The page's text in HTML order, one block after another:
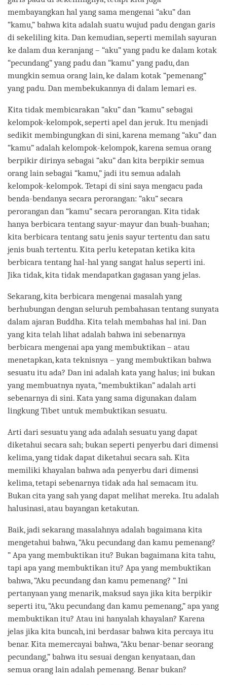
membayangkan hal yang sama mengenai “aku” dan
“kamu,” bahwa kita adalah suatu wujud padu dengan garis
di sekeliling kita. Dan kemudian, seperti memilah sayuran
ke dalam dua keranjang – “aku” yang padu ke dalam kotak
“pecundang” yang padu dan “kamu” yang padu, dan
mungkin semua orang lain, ke dalam kotak “pemenang”
yang padu. Dan membekukannya di dalam lemari es.
Kita tidak membicarakan “aku” dan “kamu” sebagai
kelompok-kelompok, seperti apel dan jeruk. Itu menjadi
sedikit membingungkan di sini, karena memang “aku” dan
“kamu” adalah kelompok-kelompok, karena semua orang
berpikir dirinya sebagai “aku” dan kita berpikir semua
orang lain sebagai “kamu,” jadi itu semua adalah
kelompok-kelompok. Tetapi di sini saya mengacu pada
benda-bendanya secara perorangan: “aku” secara
perorangan dan “kamu” secara perorangan. Kita tidak
hanya berbicara tentang sayur-mayur dan buah-buahan;
kita berbicara tentang satu jenis sayur tertentu dan satu
jenis buah tertentu. Kita perlu ketepatan ketika kita
berbicara tentang hal-hal yang sangat halus seperti ini.
Jika tidak, kita tidak mendapatkan gagasan yang jelas.
Sekarang, kita berbicara mengenai masalah yang
berhubungan dengan seluruh pembahasan tentang sunyata
dalam ajaran Buddha. Kita telah membahas hal ini. Dan
yang kita telah lihat adalah bahwa ini sebenarnya
berbicara mengenai apa yang membuktikan – atau
menetapkan, kata teknisnya – yang membuktikan bahwa
sesuatu itu ada? Dan ini adalah kata yang halus; ini bukan
yang membuatnya nyata, “membuktikan” adalah arti
sebenarnya di sini. Kata yang sama digunakan dalam
lingkung Tibet untuk membuktikan sesuatu.
Arti dari sesuatu yang ada adalah sesuatu yang dapat
diketahui secara sah; bukan seperti penyerbu dari dimensi
kelima, yang tidak dapat diketahui secara sah. Kita
memiliki khayalan bahwa ada penyerbu dari dimensi
kelima, tetapi sebenarnya tidak ada hal semacam itu.
Bukan cita yang sah yang dapat melihat mereka. Itu adalah
halusinasi, atau bayangan ketakutan.
Baik, jadi sekarang masalahnya adalah bagaimana kita
mengetahui bahwa, “Aku pecundang dan kamu pemenang?
” Apa yang membuktikan itu? Bukan bagaimana kita tahu,
tapi apa yang membuktikan itu? Apa yang membuktikan
bahwa, “Aku pecundang dan kamu pemenang? ” Ini
pertanyaan yang menarik, maksud saya jika kita berpikir
seperti itu, “Aku pecundang dan kamu pemenang,” apa yang
membuktikan itu? Atau ini hanyalah khayalan? Karena
jelas jika kita buncah, ini berdasar bahwa kita percaya itu
benar. Kita memercayai bahwa, “Aku benar-benar seorang
pecundang,” bahwa itu sesuai dengan kenyataan, dan
semua orang lain adalah pemenang. Benar bukan?